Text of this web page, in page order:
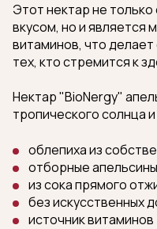
Этот нектар не
вкусом, но и является
витаминов, что
тех, кто стремится к
Нектар "BioNergy"
тропического солнца
облепиха из
отборные апельсины
из сока прямого
без искусственных
источник витаминов